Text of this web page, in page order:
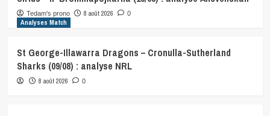
Tedam's prono 8 août 2026 0
Analyses Match
St George-Illawarra Dragons – Cronulla-Sutherland
Sharks (09/08) : analyse NRL
8 août 2026 0